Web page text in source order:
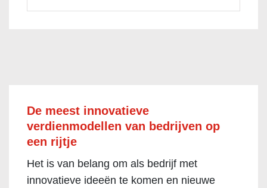
De meest innovatieve
verdienmodellen van bedrijven op
een rijtje
Het is van belang om als bedrijf met
innovatieve ideeën te komen en nieuwe